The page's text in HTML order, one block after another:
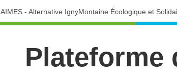
AIMES - Alternative IgnyMontaine Écologique et
Plateforme